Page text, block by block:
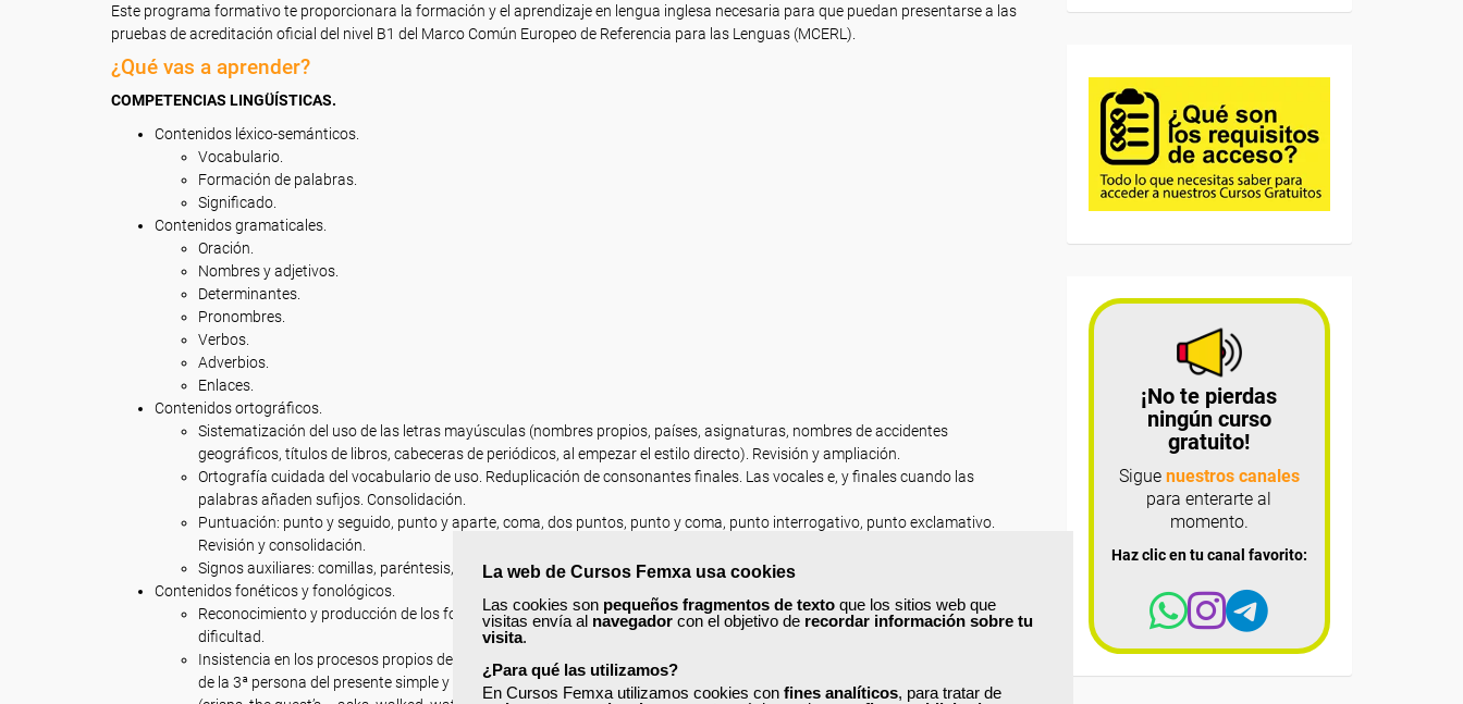
La web de Cursos Femxa usa cookies
Las cookies son pequeños fragmentos de texto que los sitios web que
visitas envía al navegador con el objetivo de recordar información sobre tu
visita.
¿Para qué las utilizamos?
En Cursos Femxa utilizamos cookies con fines analíticos, para tratar de
Este programa formativo te proporcionara la formación y el aprendizaje en lengua inglesa necesaria para que puedan presentarse a las
pruebas de acreditación oficial del nivel B1 del Marco Común Europeo de Referencia para las Lenguas (MCERL).
¿Qué vas a aprender?
COMPETENCIAS LINGÜÍSTICAS.
Contenidos léxico-semánticos.
Vocabulario.
Formación de palabras.
Significado.
Contenidos gramaticales.
Oración.
Nombres y adjetivos.
Determinantes.
Pronombres.
Verbos.
Adverbios.
Enlaces.
Contenidos ortográficos.
Sistematización del uso de las letras mayúsculas (nombres propios, países, asignaturas, nombres de accidentes
geográficos, títulos de libros, cabeceras de periódicos, al empezar el estilo directo). Revisión y ampliación.
Ortografía cuidada del vocabulario de uso. Reduplicación de consonantes finales. Las vocales e, y finales cuando las
palabras añaden sufijos. Consolidación.
Puntuación: punto y seguido, punto y aparte, coma, dos puntos, punto y coma, punto interrogativo, punto exclamativo.
Revisión y consolidación.
Signos auxiliares: comillas, paréntesis, apóstrofo. Revisión y consolidación.
Contenidos fonéticos y fonológicos.
Reconocimiento y producción de los fonemas vocálicos y consonánticos. Diptongos y triptongos que presentan mayor
dificultad.
Insistencia en los procesos propios de la lengua que presentan mayor dificultad: pronunciación de los plurales, del genitivo ‘s,
de la 3ª persona del presente simple y del pasado simple/participio de pasado de los verbos regulares; “consonant clusters”
¡No te pierdas
ningún curso
gratuito!
Sigue nuestros canales
para enterarte al
momento.
Haz clic en tu canal favorito: